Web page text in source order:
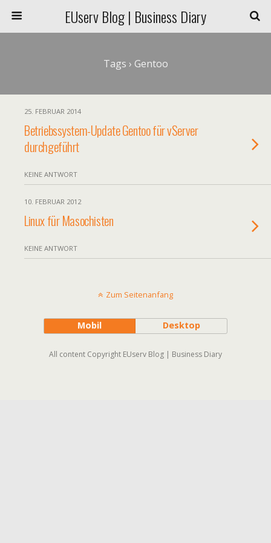
EUserv Blog | Business Diary
Tags › Gentoo
25. FEBRUAR 2014
Betriebssystem-Update Gentoo für vServer
durchgeführt
KEINE ANTWORT
10. FEBRUAR 2012
Linux für Masochisten
KEINE ANTWORT
Zum Seitenanfang
Mobil Desktop
All content Copyright EUserv Blog | Business Diary